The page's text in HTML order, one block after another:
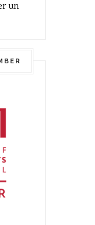
un